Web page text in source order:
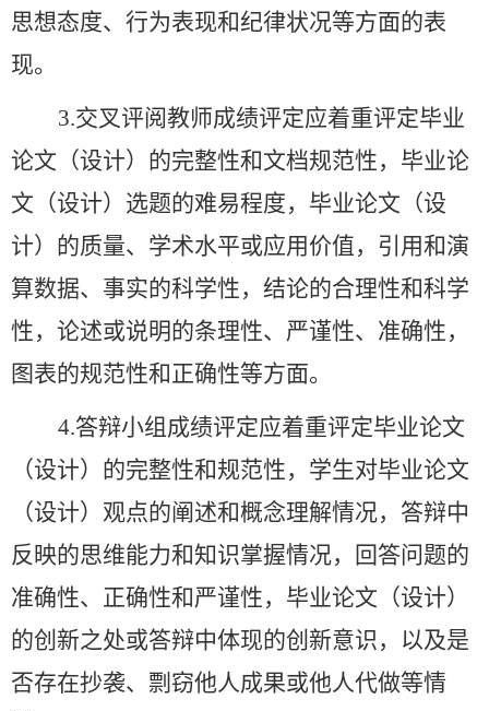
思想态度、行为表现和纪律状况等方面的表
现。
3.交叉评阅教师成绩评定应着重评定毕业
论文（设计）的完整性和文档规范性，毕业论
文（设计）选题的难易程度，毕业论文（设
计）的质量、学术水平或应用价值，引用和演
算数据、事实的科学性，结论的合理性和科学
性，论述或说明的条理性、严谨性、准确性，
图表的规范性和正确性等方面。
4.答辩小组成绩评定应着重评定毕业论文
（设计）的完整性和规范性，学生对毕业论文
（设计）观点的阐述和概念理解情况，答辩中
反映的思维能力和知识掌握情况，回答问题的
准确性、正确性和严谨性，毕业论文（设计）
的创新之处或答辩中体现的创新意识，以及是
否存在抄袭、剽窃他人成果或他人代做等情